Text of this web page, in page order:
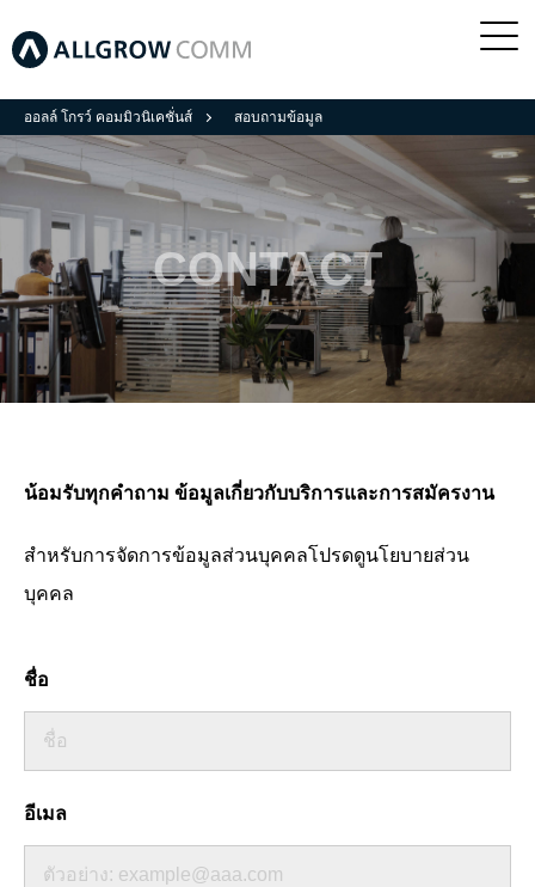
ออลล์ โกรว์ คอมมิวนิเคชั่นส์ สอบถามข้อมูล
CONTACT
น้อมรับทุกคำถาม ข้อมูลเกี่ยวกับบริการและการสมัครงาน
สำหรับการจัดการข้อมูลส่วนบุคคลโปรดดูนโยบายส่วน
บุคคล
ชื่อ
อีเมล